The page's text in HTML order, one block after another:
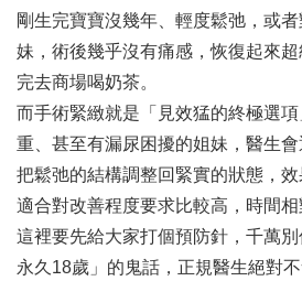
剛生完寶寶沒幾年、輕度鬆弛，或
妹，術後幾乎沒有痛感，恢復起來
完去商場喝奶茶。
而手術緊緻就是「見效猛的終極選
重、甚至有漏尿困擾的姐妹，醫生會
把鬆弛的結構調整回緊實的狀態，效
適合對改善程度要求比較高，時間相
這裡要先給大家打個預防針，千萬
永久18歲」的鬼話，正規醫生絕對